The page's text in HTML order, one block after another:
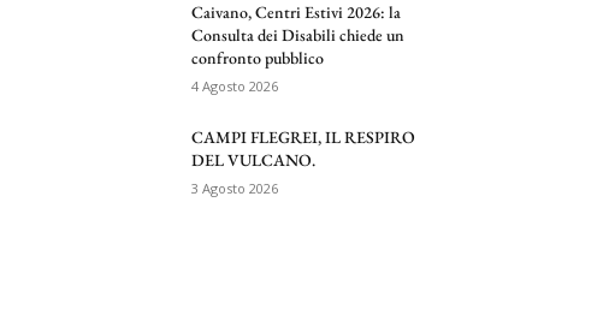
Caivano, Centri Estivi 2026: la
Consulta dei Disabili chiede un
confronto pubblico
4 Agosto 2026
CAMPI FLEGREI, IL RESPIRO
DEL VULCANO.
3 Agosto 2026